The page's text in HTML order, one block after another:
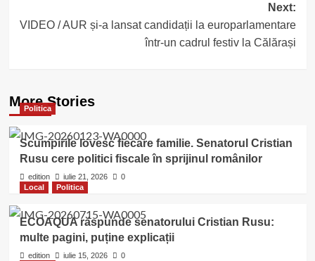
Next:
VIDEO / AUR și-a lansat candidații la europarlamentare
într-un cadrul festiv la Călărași
More Stories
Politica
Scumpirile lovesc fiecare familie. Senatorul Cristian
Rusu cere politici fiscale în sprijinul românilor
edition iulie 21, 2026
0
Local
Politica
ECOAQUA răspunde senatorului Cristian Rusu:
multe pagini, puține explicații
edition iulie 15, 2026
0